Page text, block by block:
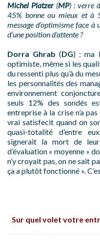
Michel Platzer(MP) : verre
45% bonne ou mieux et à
message d’optimisme face
d’une position d’attente ?
Dorra Ghrab (DG) : ma
optimiste, même si les
du ressenti plus qu’à du
les personnalités des
environnement
seuls 12% des sondés
entreprise à la crise n’a
vrai satisfecit quand on
quasi-totalité d’entre
signerait la mort de
d’évaluation « moyenne »
n’y croyait pas, on ne sait
ça a plutôt fonctionné ».
Sur quel volet votre